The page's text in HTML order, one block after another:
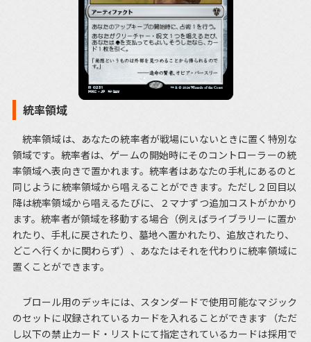
統率領域
統率領域は、あなたの統率者が戦場にいないときに置く特別な
領域です。統率者は、ゲームの開始時にそのコントローラーの統
率領域へ表向きで置かれます。統率者はあなたの手札にあるのと
同じように統率領域から唱えることができます。ただし２回目以
降は統率領域から唱えるたびに、２マナずつ追加コストがかかり
ます。統率者が領域を移動する場合（例えばライブラリーに置か
れたり、手札に戻されたり、墓地へ置かれたり、追放されたり、
どこへ行くかに関わらず）、あなたはそれを代わりに統率領域に
置くことができます。
ブロール用のデッキには、スタンダードで使用可能なマジック
のセットに収録されているカードを入れることができます（ただ
し以下の禁止カード・リストにて指定されているカードは採用で